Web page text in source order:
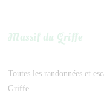
Massif du Griffe
Toutes les randonnées et
Griffe